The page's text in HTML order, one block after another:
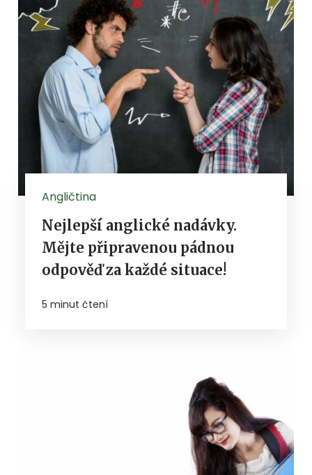
Angličtina
Nejlepší anglické nadávky.
Mějte připravenou pádnou
odpověď za každé situace!
5 minut čtení